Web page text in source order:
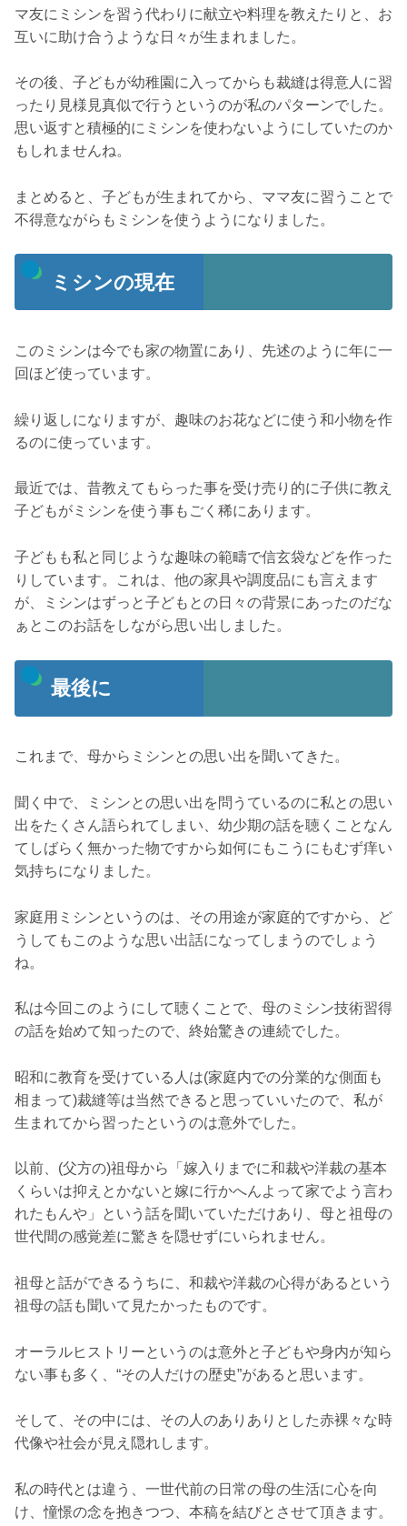
マ友にミシンを習う代わりに献立や料理を教えたりと、お
互いに助け合うような日々が生まれました。
その後、子どもが幼稚園に入ってからも裁縫は得意人に習
ったり見様見真似で行うというのが私のパターンでした。
思い返すと積極的にミシンを使わないようにしていたのか
もしれませんね。
まとめると、子どもが生まれてから、ママ友に習うことで
不得意ながらもミシンを使うようになりました。
ミシンの現在
このミシンは今でも家の物置にあり、先述のように年に一
回ほど使っています。
繰り返しになりますが、趣味のお花などに使う和小物を作
るのに使っています。
最近では、昔教えてもらった事を受け売り的に子供に教え
子どもがミシンを使う事もごく稀にあります。
子どもも私と同じような趣味の範疇で信玄袋などを作った
りしています。これは、他の家具や調度品にも言えます
が、ミシンはずっと子どもとの日々の背景にあったのだな
ぁとこのお話をしながら思い出しました。
最後に
これまで、母からミシンとの思い出を聞いてきた。
聞く中で、ミシンとの思い出を問うているのに私との思い
出をたくさん語られてしまい、幼少期の話を聴くことなん
てしばらく無かった物ですから如何にもこうにもむず痒い
気持ちになりました。
家庭用ミシンというのは、その用途が家庭的ですから、ど
うしてもこのような思い出話になってしまうのでしょう
ね。
私は今回このようにして聴くことで、母のミシン技術習得
の話を始めて知ったので、終始驚きの連続でした。
昭和に教育を受けている人は(家庭内での分業的な側面も
相まって)裁縫等は当然できると思っていいたので、私が
生まれてから習ったというのは意外でした。
以前、(父方の)祖母から「嫁入りまでに和裁や洋裁の基本
くらいは抑えとかないと嫁に行かへんよって家でよう言わ
れたもんや」という話を聞いていただけあり、母と祖母の
世代間の感覚差に驚きを隠せずにいられません。
祖母と話ができるうちに、和裁や洋裁の心得があるという
祖母の話も聞いて見たかったものです。
オーラルヒストリーというのは意外と子どもや身内が知ら
ない事も多く、“その人だけの歴史”があると思います。
そして、その中には、その人のありありとした赤裸々な時
代像や社会が見え隠れします。
私の時代とは違う、一世代前の日常の母の生活に心を向
け、憧憬の念を抱きつつ、本稿を結びとさせて頂きます。